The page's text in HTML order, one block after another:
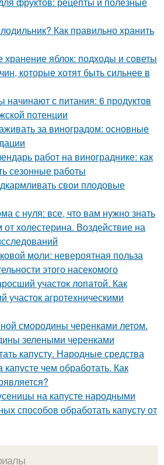
Как правильно хранить
хранение яблок: подходы и советы
которые хотят быть сильнее в
с питания: 6 продуктов
потенции
за виноградом: основные
работ на винограднике: как
сезонные работы
свои плодовые
с нуля: все, что вам нужно знать
холестерина. Воздействие на
моли: невероятная польза
этого насекомого
участок лопатой. Как
участок агротехническими
смородины черенками летом.
зелеными черенками
капусту. Народные средства
чем обработать. Как
на капусте народными
способов обработать капусту от